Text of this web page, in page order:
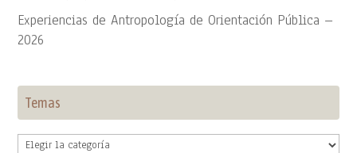
Experiencias de Antropología de Orientación Pública –
2026
Temas
Temas